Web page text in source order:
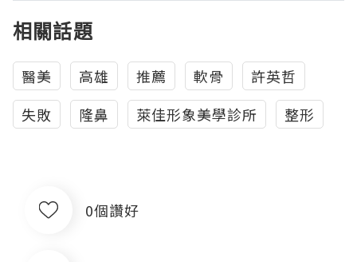
相關話題
醫美 高雄 推薦 軟骨
許英哲
失敗
隆鼻 萊佳形象美學診所 整形
0個讚好